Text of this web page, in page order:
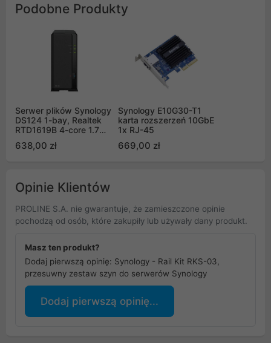
Podobne Produkty
Serwer plików Synology
DS124 1-bay, Realtek
RTD1619B 4-core 1.7
1xGbE LAN, 2xUSB
638,00 zł
Synology E10G30-T1
karta rozszerzeń 10GbE
1x RJ-45
669,00 zł
Opinie Klientów
PROLINE S.A. nie gwarantuje, że zamieszczone opinie
pochodzą od osób, które zakupiły lub używały dany produkt.
Masz ten produkt?
Dodaj pierwszą opinię: Synology - Rail Kit RKS-03,
przesuwny zestaw szyn do serwerów Synology
Dodaj pierwszą opinię...